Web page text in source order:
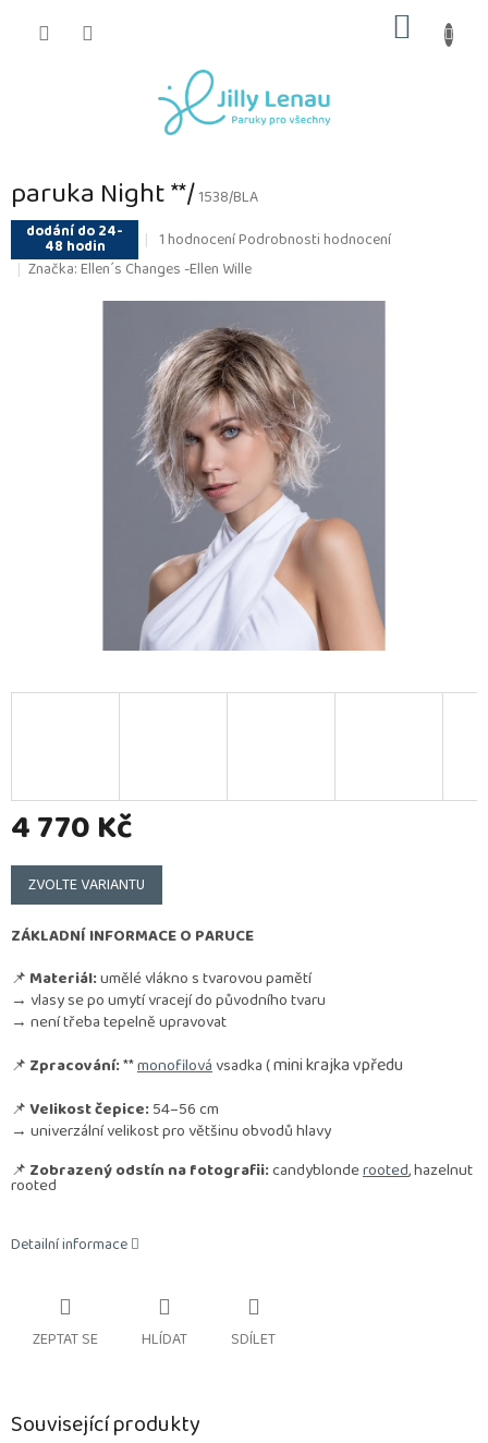
KOŠÍK
paruka Night **/1538/BLA
dodání do 24-
48 hodin
Průměrné
hodnocení
produktu
je
5
hvězdiček.
1 hodnoceníPodrobnosti hodnocení
Značka:Ellen´s Changes -Ellen Wille
4 770 Kč
Měrná
cena:
ZVOLTE VARIANTU
ZÁKLADNÍ INFORMACE O PARUCE
📌 Materiál:umělé vlákno s tvarovou pamětí
→ vlasy se po umytí vracejí do původního tvaru
→ není třeba tepelně upravovat
📌 Zpracování:**monofilovávsadka (mini krajka vpředu
📌Velikost čepice: 54–56 cm
→ univerzální velikost pro většinu obvodů hlavy
📌 Zobrazený odstín na fotografii:candyblonderooted, hazelnut
rooted
Detailní informace
ZEPTAT SE HLÍDAT SDÍLET
Související produkty